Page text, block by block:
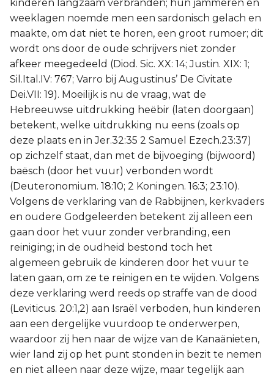
kinderen langzaam verbranden; hun jammeren en
weeklagen noemde men een sardonisch gelach en
maakte, om dat niet te horen, een groot rumoer; dit
wordt ons door de oude schrijvers niet zonder
afkeer meegedeeld (Diod. Sic. XX: 14; Justin. XIX: 1;
Sil.Ital.IV: 767; Varro bij Augustinus’ De Civitate
Dei.VII: 19). Moeilijk is nu de vraag, wat de
Hebreeuwse uitdrukking heëbir (laten doorgaan)
betekent, welke uitdrukking nu eens (zoals op
deze plaats en in Jer.32:35 2 Samuel Ezech.23:37)
op zichzelf staat, dan met de bijvoeging (bijwoord)
baësch (door het vuur) verbonden wordt
(Deuteronomium. 18:10; 2 Koningen. 16:3; 23:10).
Volgens de verklaring van de Rabbijnen, kerkvaders
en oudere Godgeleerden betekent zij alleen een
gaan door het vuur zonder verbranding, een
reiniging; in de oudheid bestond toch het
algemeen gebruik de kinderen door het vuur te
laten gaan, om ze te reinigen en te wijden. Volgens
deze verklaring werd reeds op straffe van de dood
(Leviticus. 20:1,2) aan Israël verboden, hun kinderen
aan een dergelijke vuurdoop te onderwerpen,
waardoor zij hen naar de wijze van de Kanaänieten,
wier land zij op het punt stonden in bezit te nemen
en niet alleen naar deze wijze, maar tegelijk aan